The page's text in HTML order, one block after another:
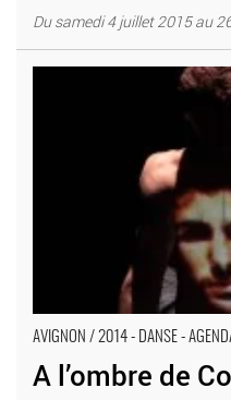
Du samedi 4 juillet 2015 au
AVIGNON / 2014 - DANSE -
A l’ombre de
A l’ombre de Coré - Critique